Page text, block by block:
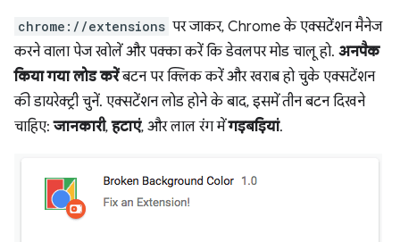
chrome://extensions पर जाकर, Chrome के एक्सटेंशन मैनेज
करने वाला पेज खोलें और पक्का करें कि डेवलपर मोड चालू हो. अनपैक
किया गया लोड करेंबटन पर क्लिक करें और खराब हो चुके एक्सटेंशन
की डायरेक्ट्री चुनें. एक्सटेंशन लोड होने के बाद, इसमें तीन बटन दिखने
चाहिए:जानकारी,हटाएं, और लाल रंग मेंगड़बड़ियां.